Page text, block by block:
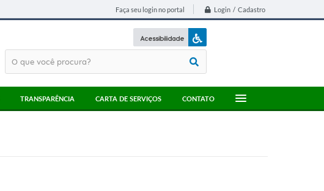
Faça seu login no portal Login / Cadastro
Acessibilidade A+
TRANSPARÊNCIA CARTA DE SERVIÇOS CONTATO